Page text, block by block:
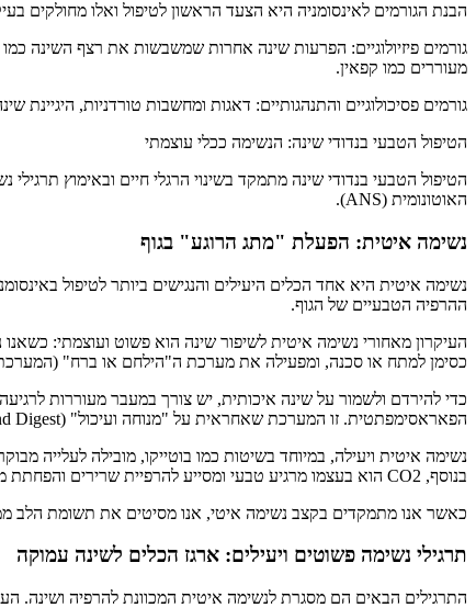
הבנת הגורמים לאינסומניה היא הצעד הראשון לטיפול ואלו מחולקים
גורמים פיזיולוגיים: הפרעות שינה אחרות שמשבשות את רצף השינה
מעוררים כמו קפאין.
גורמים פסיכולוגיים והתנהגותיים: דאגות ומחשבות טורדניות,
הטיפול הטבעי בנדודי שינה: הנשימה ככלי עוצמתי
הטיפול הטבעי בנדודי שינה מתמקד בשינוי הרגלי חיים ובאימוץ
האוטונומית (ANS).
נשימה איטית: הפעלת "מתג הרוגע" בגוף
נשימה איטית היא אחד הכלים היעילים והנגישים ביותר לטיפול
ההרפיה הטבעיים של הגוף.
העיקרון מאחורי נשימה איטית לשיפור שינה הוא פשוט ועוצמתי:
כסימן למתח או סכנה, ומפעילה את מערכת ה"הילחם או ברח"
הפאראסימפתטית. זו המערכת שאחראית על "מנוחה ועיכול" (Rest and Digest). כשהיא דומיננטית, קצב הלב יורד, לחץ הדם מתייצב, השרירים נרפים, והגוף נכנס למצב של רוגע עמוק, אידיאלי להירדמות.
בנוסף, CO2 הוא בעצמו מרגיע טבעי ומסייע להרפיית שרירים והפחתת מתח. נשימת יתר, שהיא נשימה מהירה ועמוקה מדי, מורידה דווקא את רמות ה-CO2, דבר שעלול להחמיר חרדה וקשיי שינה.
כאשר אנו מתמקדים בקצב נשימה איטי, אנו מסיטים את תשומת הלב
תרגילי נשימה פשוטים ויעילים: ארגז הכלים לשינה עמוקה
התרגילים הבאים הם מסגרת לנשימה איטית המכוונת להרפיה ושינה.